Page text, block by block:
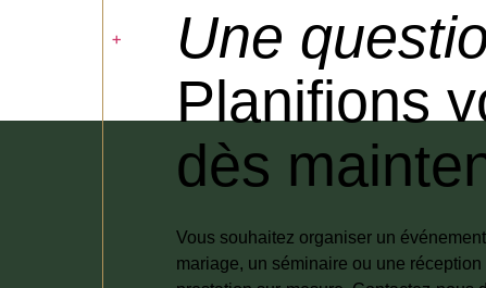
+
Une
Planifions
dès
Vous souhaitez organiser un
mariage, un séminaire ou une